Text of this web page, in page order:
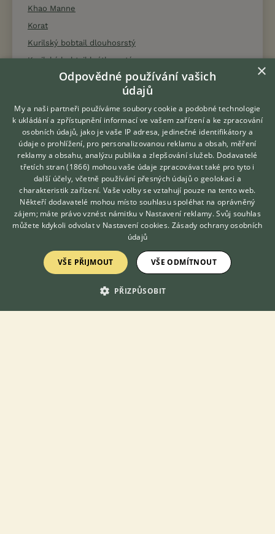
Khao Manne
Korat
Kurilský bobtail dlouhosrstý
Kurilský bobtail krátkosrstý
Kymerská kočka
Mainská mývalí kočka
Manská kočka
Munchkin
Nebelung
Německý rex
Něvská maškaráda
Norská lesní kočka
Ocicat
Orientální dlouhosrstá kočka
Orientální krátkosrstá kočka
Hledáte zvířecího kamaráda?
Zdarma vám poradí
VETERINÁŘ ONLINE
KONZULTOVAT S
VETERINÁŘEM
×
Odpovědné používání vašich
údajů
My a naši partneři používáme soubory cookie a podobné technologie
k ukládání a zpřístupnění informací ve vašem zařízení a ke zpracování
osobních údajů, jako je vaše IP adresa, jedinečné identifikátory a
údaje o prohlížení, pro personalizovanou reklamu a obsah, měření
reklamy a obsahu, analýzu publika a zlepšování služeb. Dodavatelé
třetích stran (1866) mohou vaše údaje zpracovávat také pro tyto i
další účely, včetně používání přesných údajů o geolokaci a
charakteristik zařízení. Vaše volby se vztahují pouze na tento web.
Někteří dodavatelé mohou místo souhlasu spoléhat na oprávněný
zájem; máte právo vznést námitku v Nastavení reklamy. Svůj souhlas
můžete kdykoli odvolat v Nastavení cookies. Zásady ochrany osobních
údajů
VŠE PŘIJMOUT VŠE ODMÍTNOUT
PŘIZPŮSOBIT